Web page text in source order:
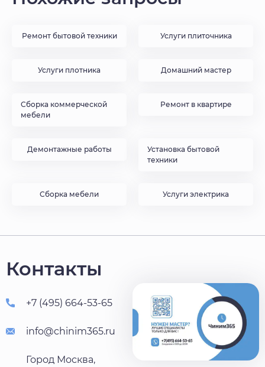
Ремонт бытовой техники Услуги плиточника
Услуги плотника Домашний мастер
Сборка коммерческой
мебели
Ремонт в квартире
Демонтажные работы
Установка бытовой
техники
Сборка мебели Услуги электрика
Контакты
+7 (495) 664-53-65
info@chinim365.ru
Город Москва,